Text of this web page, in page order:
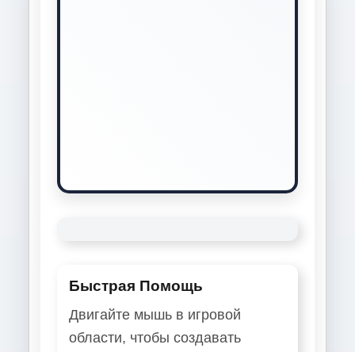
Быстрая Помощь
Двигайте мышь в игровой
области, чтобы создавать